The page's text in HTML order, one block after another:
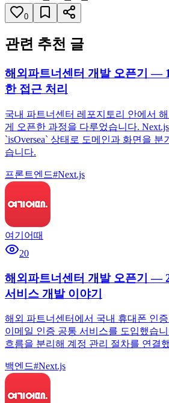
0
관련 추천 글
해외파트너센터 개발 오픈기 —
한 접근 처리
국내 파트너센터 레포지토리 안에서
게 오픈한 과정을 다루었습니다.
`isOversea` 상태로 도메인과 화면을
습니다.
프론트엔드#Next.js
여기어때
20
해외파트너센터 개발 오픈기 —
서비스 개발 이야기
해외 파트너센터에서 국내 휴대폰 인
이메일 인증 공통 서비스를 도입했습
흐름을 분리해 계정 관리 절차를 연결
백엔드#Next.js